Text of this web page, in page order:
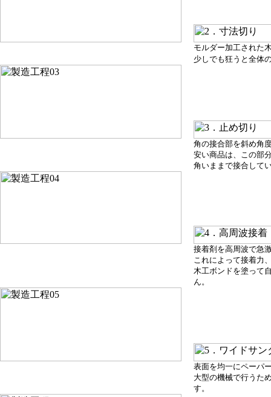
モルダー加工された
少しでも狂うと全体
角の接合部を斜め角
安い商品は、この部
角いままで接合して
接着剤 を高周波で急
これによって接着力
木工ボンドを塗って
ん。
表面を均一にペーパ
大型の機械で行うた
す。